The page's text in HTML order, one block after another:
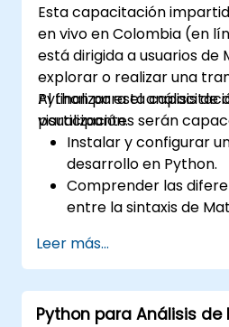
Esta capacitación
en vivo en Colombia (en
está dirigida a usuarios de
explorar o realizar una
Python para el análisis de
visualización.
Al finalizar esta
participantes serán
Instalar y configurar
desarrollo en Python.
Comprender las
entre la sintaxis de
valiosa a partir de
datos.
Convertir
Matlab a Python.
Leer más...
Python para Análisis de